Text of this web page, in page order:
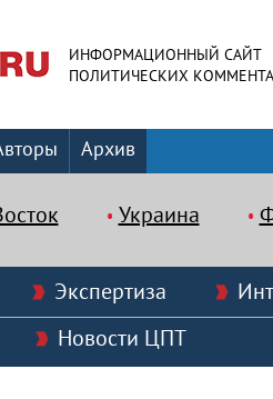
ИНФОРМАЦИОННЫЙ САЙТ
ПОЛИТИЧЕСКИХ
Архив
Украина
Экспертиза
Новости ЦПТ